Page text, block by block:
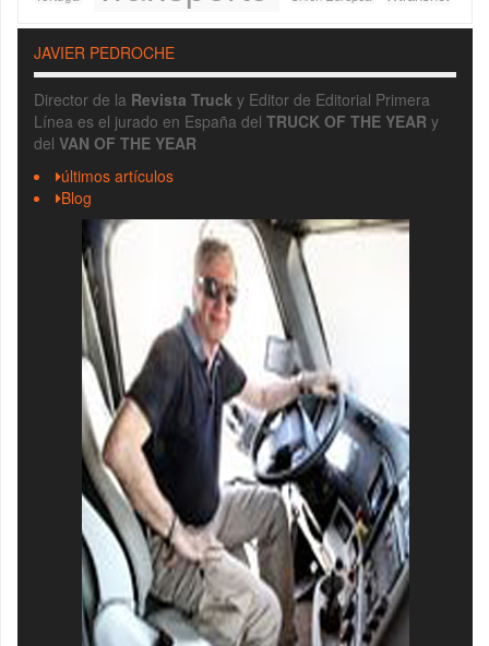
JAVIER PEDROCHE
Director de la Revista Truck y Editor de Editorial Primera
Línea es el jurado en España del TRUCK OF THE YEAR y
del VAN OF THE YEAR
últimos artículos
Blog